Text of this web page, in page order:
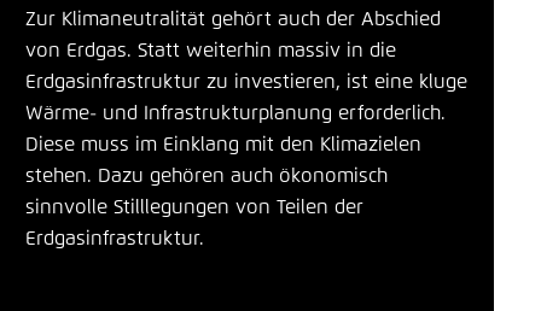
Zur Klimaneutralität gehört auch der Abschied
von Erdgas. Statt weiterhin massiv in die
Erdgasinfrastruktur zu investieren, ist eine kluge
Wärme- und Infrastrukturplanung erforderlich.
Diese muss im Einklang mit den Klimazielen
stehen. Dazu gehören auch ökonomisch
sinnvolle Stilllegungen von Teilen der
Erdgasinfrastruktur.